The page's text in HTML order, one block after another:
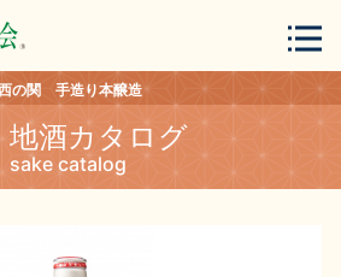
ログイン
の関 手造り本醸造
地酒カタログ
sake catalog